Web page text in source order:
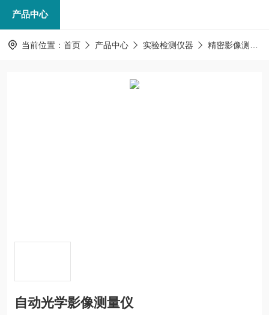
产品中心
当前位置： 首页 产品中心 实验检测仪器 精密影像测量仪
自动光学影像测量仪